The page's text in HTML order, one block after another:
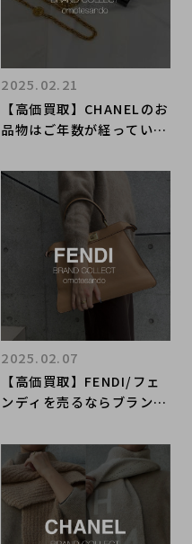
【高価買取】CHANELのお
品物はご年数が経っていて
きます！
2025.02.21
【高価買取】FENDI/フェ
ンディを売るならブランド
新入荷アイテムのご紹介で
す！
2025.02.07